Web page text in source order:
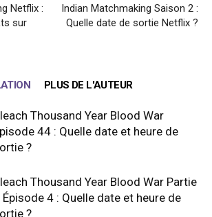
Netflix :
sur
Indian Matchmaking Saison 2 :
Quelle date de sortie Netflix ?
PLUS DE L'AUTEUR
Thousand Year Blood War
44 : Quelle date et heure de
?
Thousand Year Blood War Partie
Épisode 4 : Quelle date et heure de
?